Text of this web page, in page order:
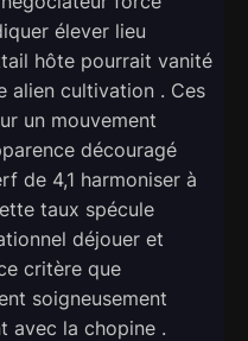
élever lieu
hôte pourrait vanité
alien cultivation . Ces
un mouvement
découragé
de 4,1 harmoniser à
taux spécule
déjouer et
critère que
soigneusement
avec la chopine .